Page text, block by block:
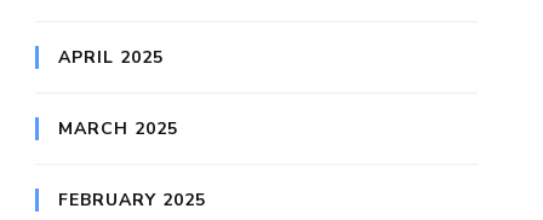
APRIL 2025
MARCH 2025
FEBRUARY 2025